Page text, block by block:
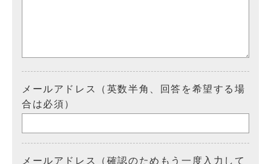
メールアドレス（英数半角、回答を希望する場
合は必須）
メールアドレス（確認のためもう一度入力して